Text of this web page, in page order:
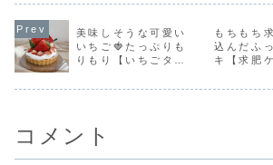
にお応えしま
した！
like♡Insta...
ニール袋でつぶす
だけ！さつまいも
をゴロゴロ感じら
むこと
と栗が
しまい
美味しそうな可愛い
いちご🍓たっぷりも
りもり【いちごタル
もちもち
込んだふ
キ【求肥
コメント